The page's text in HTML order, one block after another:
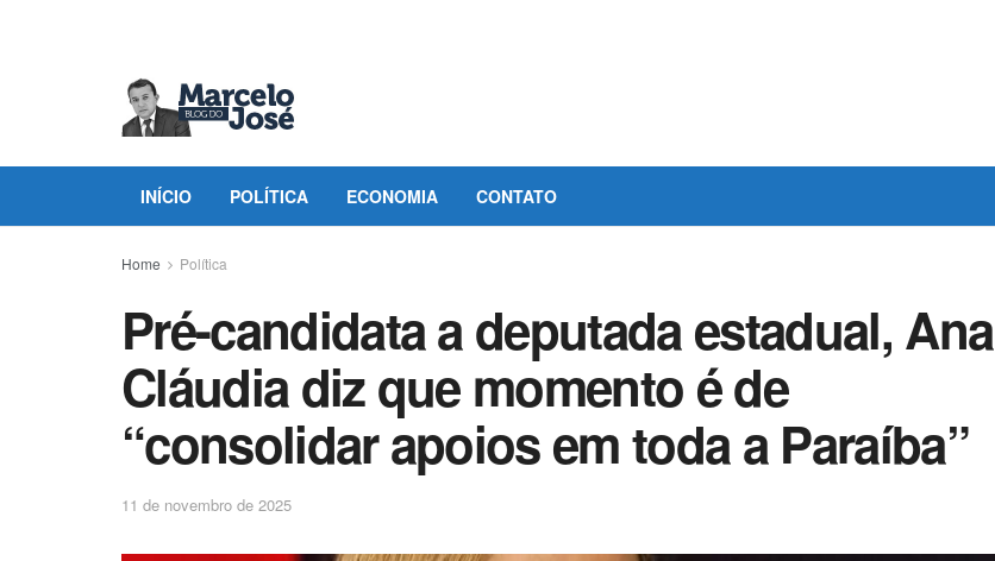
INÍCIO POLÍTICA ECONOMIA CONTATO
Home Política
Pré-candidata a deputada estadual, Ana
Cláudia diz que momento é de
“consolidar apoios em toda a Paraíba”
11 de novembro de 2025